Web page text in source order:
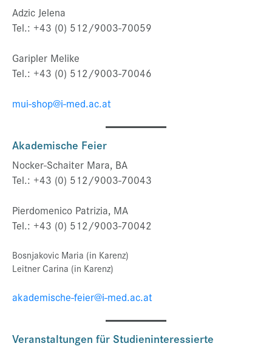
Adzic Jelena
Tel.: +43 (0) 512/9003-70059
Garipler Melike
Tel.: +43 (0) 512/9003-70046
mui-shop@i-med.ac.at
Akademische Feier
Nocker-Schaiter Mara, BA
Tel.: +43 (0) 512/9003-70043
Pierdomenico Patrizia, MA
Tel.: +43 (0) 512/9003-70042
Bosnjakovic Maria (in Karenz)
Leitner Carina (in Karenz)
akademische-feier@i-med.ac.at
Veranstaltungen für Studieninteressierte